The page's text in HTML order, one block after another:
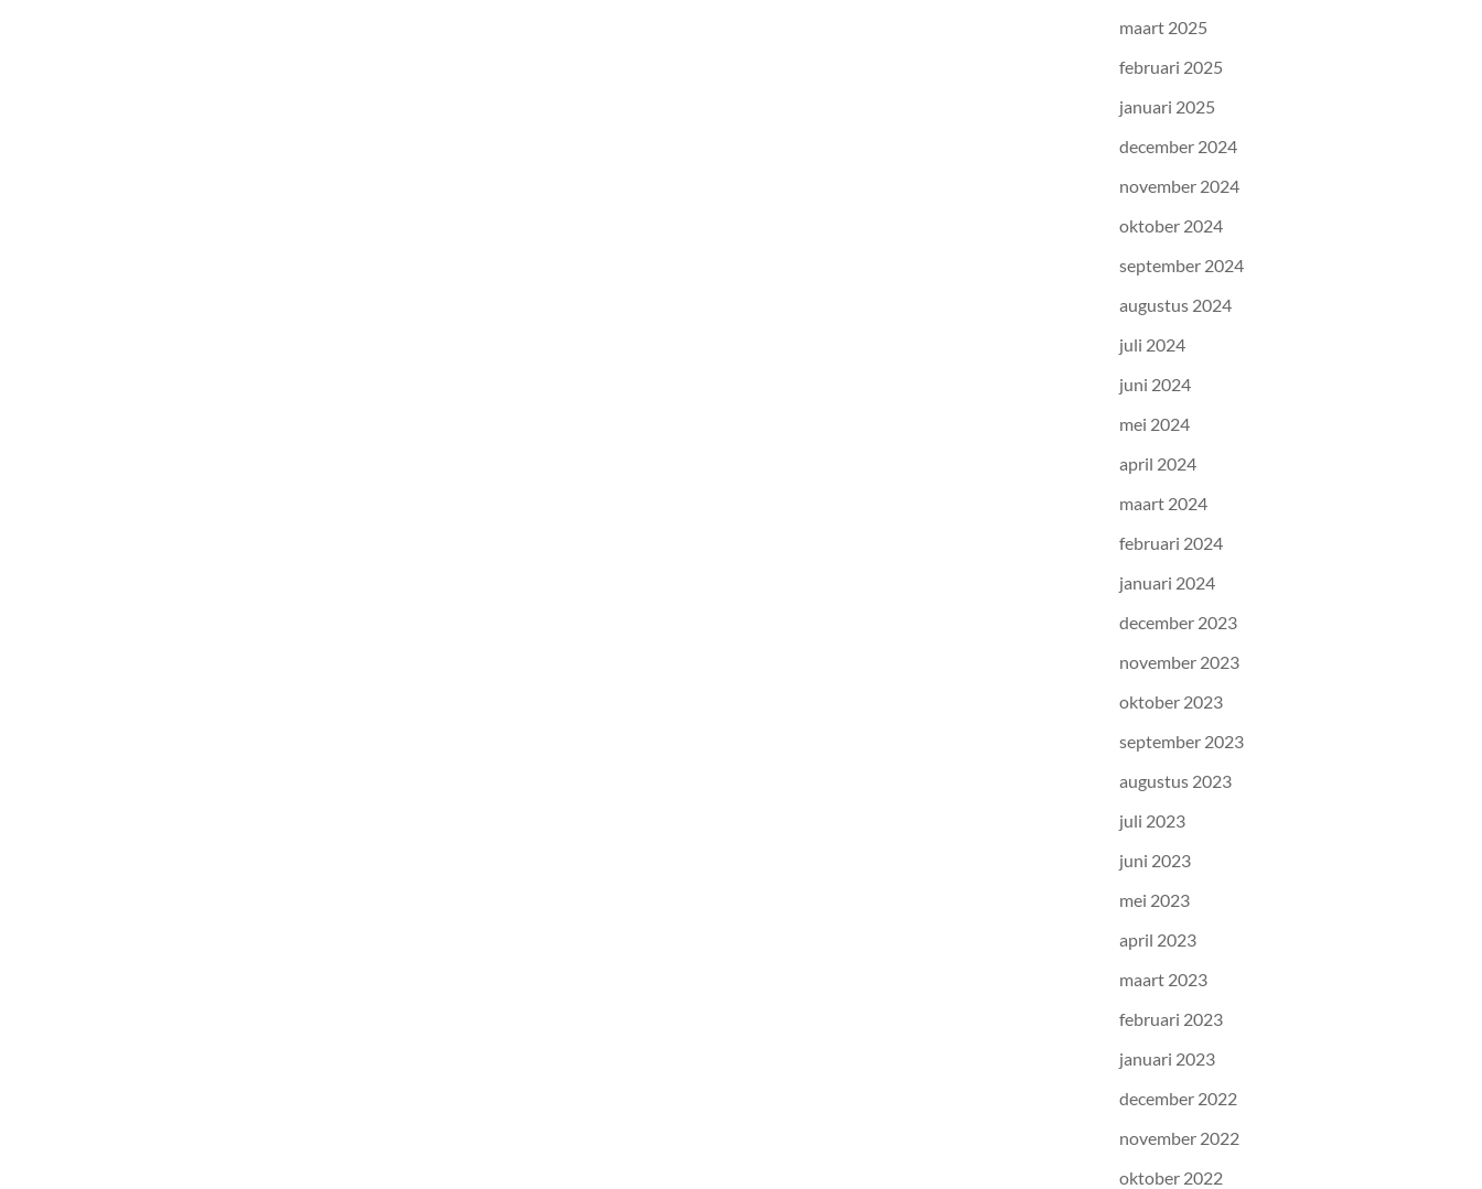
maart 2025
februari 2025
januari 2025
december 2024
november 2024
oktober 2024
september 2024
augustus 2024
juli 2024
juni 2024
mei 2024
april 2024
maart 2024
februari 2024
januari 2024
december 2023
november 2023
oktober 2023
september 2023
augustus 2023
juli 2023
juni 2023
mei 2023
april 2023
maart 2023
februari 2023
januari 2023
december 2022
november 2022
oktober 2022